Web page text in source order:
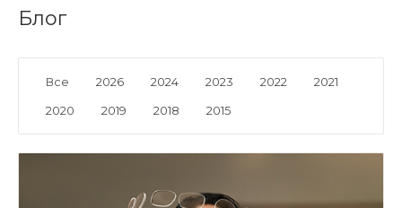
Блог
Все 2026 2024 2023 2022
2021
2020
2019 2018 2015